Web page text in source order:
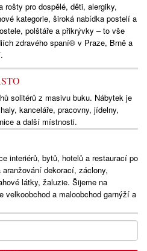
rošty pro dospělé, děti, alergiky,
kategorie, široká nabídka postelí a
polštáře a přikrývky – to vše
zdravého spaní® v Praze, Brně a
solitérů z masivu buku. Nábytek je
kanceláře, pracovny, jídelny,
a další místnosti.
interiérů, bytů, hotelů a restaurací po
dekorací, záclony,
látky, žaluzie. Šijeme na
velkoobchod a maloobchod garnýží a